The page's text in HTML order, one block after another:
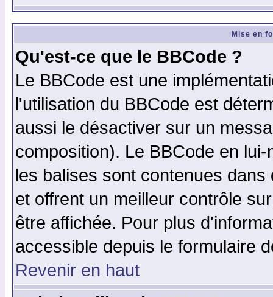
Mise en
Qu'est-ce que le BBCode ?
Le BBCode est une
l'utilisation du BBCode est
aussi le désactiver sur un
composition). Le BBCode en
les balises sont contenues
et offrent un meilleur contrôle
être affichée. Pour plus
accessible depuis le formulaire
Revenir en haut